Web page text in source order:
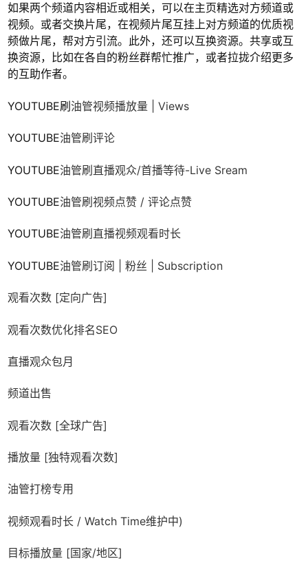
如果两个频道内容相近或相关，可以在主页精选对方频道或
视频。或者交换片尾，在视频片尾互挂上对方频道的优质视
频做片尾，帮对方引流。此外，还可以互换资源。共享或互
换资源，比如在各自的粉丝群帮忙推广，或者拉拢介绍更多
的互助作者。
YOUTUBE刷油管视频播放量 | Views
YOUTUBE油管刷 评论
YOUTUBE油管刷直播观众/首播等待-Live Sream
YOUTUBE油管刷视频点赞 / 评论点赞
YOUTUBE油管刷 直播视频观看时长
YOUTUBE油管刷订阅 | 粉丝 | Subscription
观看次数 [定向广告]
观看次数优化排名SEO
直播观众包月
频道出售
观看次数 [全球广告]
播放量 [独特观看次数]
油管打榜专用
视频观看时长 / Watch Time维护中)
目标播放量 [国家/地区]